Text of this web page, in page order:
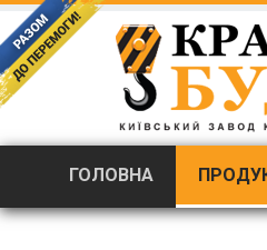
ГОЛОВНА
Продукція / Запчастини для